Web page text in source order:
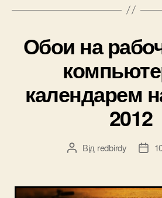
Обои на
календарем
2012
Автор
Від redbirdy
Дата